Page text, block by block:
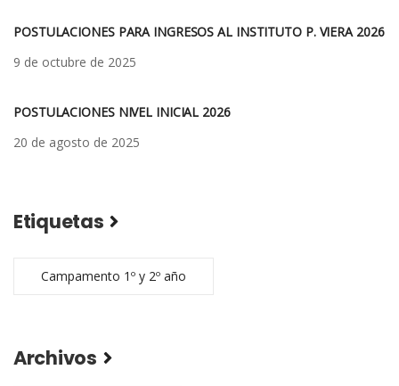
POSTULACIONES PARA INGRESOS AL INSTITUTO P. VIERA 2026
9 de octubre de 2025
POSTULACIONES NIVEL INICIAL 2026
20 de agosto de 2025
Etiquetas
Campamento 1º y 2º año
Archivos